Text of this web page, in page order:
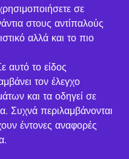
σε
στους αντίπαλούς
αλλά και το πιο
αυτό το είδος
τον έλεγχο
και τα οδηγεί σε
Συχνά περιλαμβάνονται
έντονες αναφορές